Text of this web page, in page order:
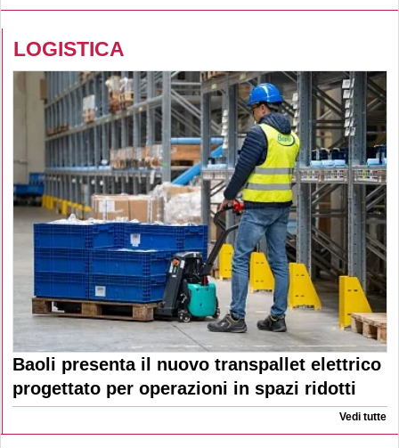
LOGISTICA
Baoli presenta il nuovo transpallet elettrico
progettato per operazioni in spazi ridotti
Vedi tutte